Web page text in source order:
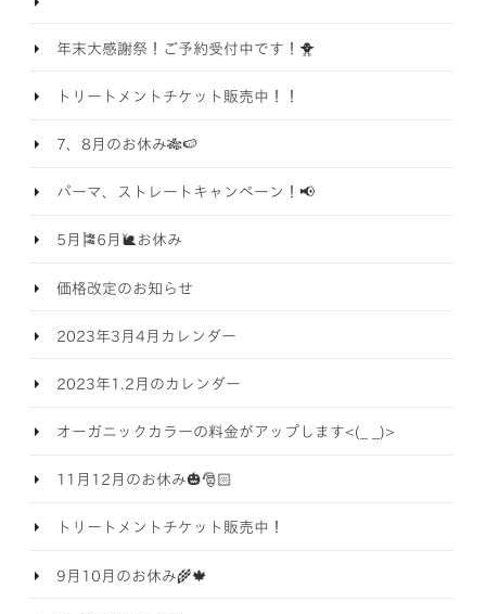
年末大感謝祭！ご予約受付中です！🐥
トリートメントチケット販売中！！
7、8月のお休み🎋🍉
パーマ、ストレートキャンペーン！📢
5月🎏6月🐌お休み
価格改定のお知らせ
2023年3月4月カレンダー
2023年1.2月のカレンダー
オーガニックカラーの料金がアップします<(_ _)>
11月12月のお休み🎃🎅🏻
トリートメントチケット販売中！
9月10月のお休み🌾🍁